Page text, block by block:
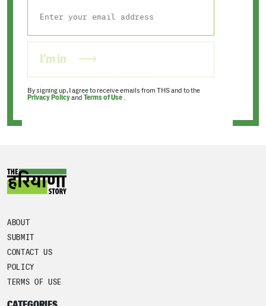
I'm in
By signing up, I agree to receive emails from THS and to the
Privacy Policyand Terms of Use .
ABOUT
SUBMIT
CONTACT US
POLICY
TERMS OF USE